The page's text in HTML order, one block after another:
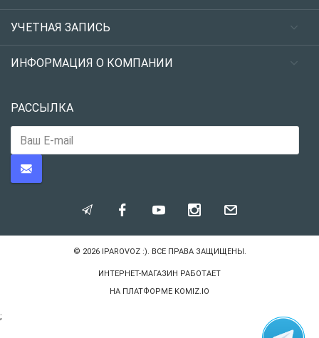
УЧЕТНАЯ ЗАПИСЬ
ИНФОРМАЦИЯ О КОМПАНИИ
РАССЫЛКА
© 2026 IPAROVOZ :). ВСЕ ПРАВА ЗАЩИЩЕНЫ.
ИНТЕРНЕТ-МАГАЗИН РАБОТАЕТ
НА ПЛАТФОРМЕ KOMIZ.IO
;